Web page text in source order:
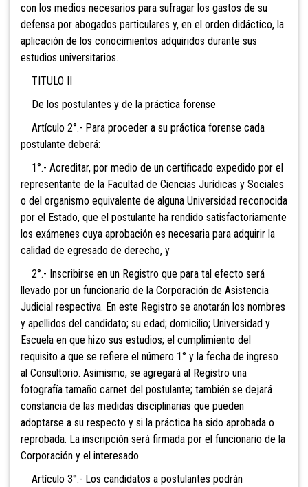
con los medios necesarios para sufragar los gastos de su
defensa por abogados particulares y, en el orden didáctico, la
aplicación de los conocimientos adquiridos durante sus
estudios universitarios.
TITULO II
De los postulantes y de la práctica forense
Artículo 2°.- Para proceder a su práctica forense cada
postulante deberá:
1°.- Acreditar, por medio de un certificado expedido por el
representante de la Facultad de Ciencias Jurídicas y Sociales
o del organismo equivalente de alguna Universidad reconocida
por el Estado, que el postulante ha rendido satisfactoriamente
los exámenes cuya aprobación es necesaria para adquirir la
calidad de egresado de derecho, y
2°.- Inscribirse en un Registro que para tal efecto será
llevado por un funcionario de la Corporación de Asistencia
Judicial respectiva. En este Registro se anotarán los nombres
y apellidos del candidato; su edad; domicilio; Universidad y
Escuela en que hizo sus estudios; el cumplimiento del
requisito a que se refiere el número 1° y la fecha de ingreso
al Consultorio. Asimismo, se agregará al Registro una
fotografía tamaño carnet del postulante; también se dejará
constancia de las medidas disciplinarias que pueden
adoptarse a su respecto y si la práctica ha sido aprobada o
reprobada. La inscripción será firmada por el funcionario de la
Corporación y el interesado.
Artículo 3°.- Los candidatos a postulantes podrán